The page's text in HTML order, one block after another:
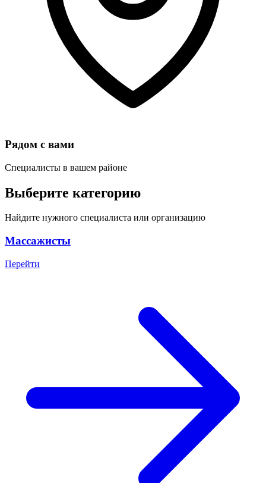
Рядом с вами
Специалисты в вашем районе
Выберите категорию
Найдите нужного специалиста или организацию
Массажисты
Перейти